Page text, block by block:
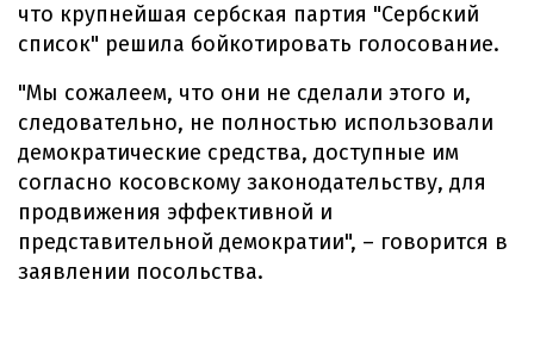
что крупнейшая сербская партия "Сербский
список" решила бойкотировать голосование.
"Мы сожалеем, что они не сделали этого и,
следовательно, не полностью использовали
демократические средства, доступные им
согласно косовскому законодательству, для
продвижения эффективной и
представительной демократии", – говорится в
заявлении посольства.